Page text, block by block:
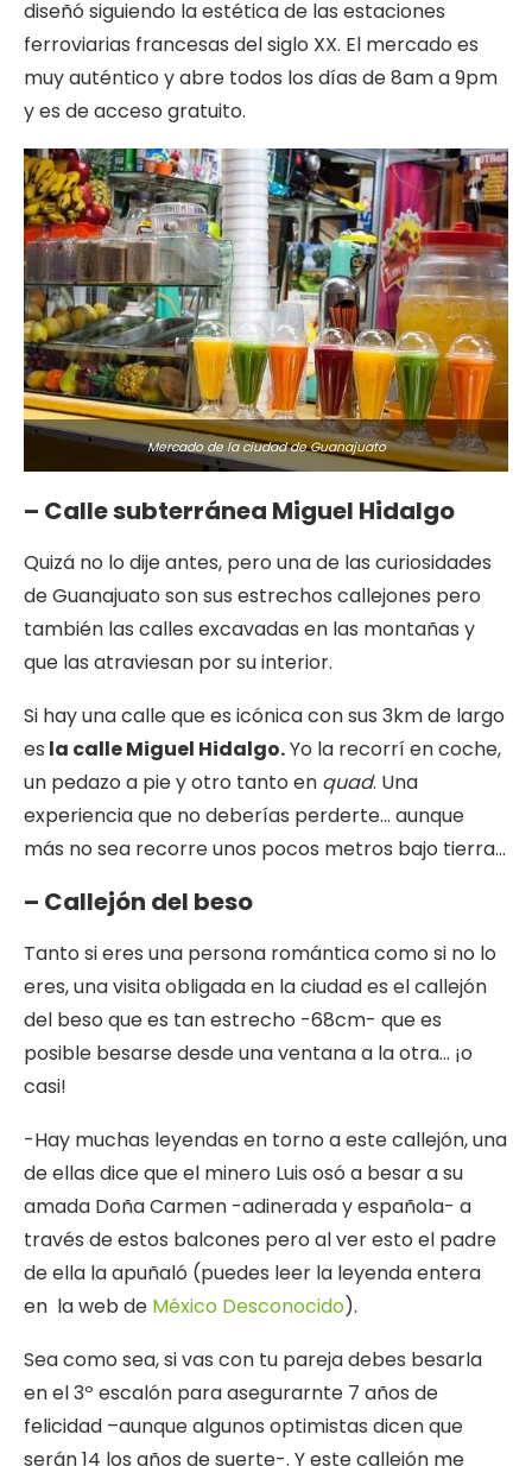
diseñó siguiendo la estética de las estaciones
ferroviarias francesas del siglo XX. El mercado es
muy auténtico y abre todos los días de 8am a 9pm
y es de acceso gratuito.
Mercado de la ciudad de Guanajuato
– Calle subterránea Miguel Hidalgo
Quizá no lo dije antes, pero una de las curiosidades
de Guanajuato son sus estrechos callejones pero
también las calles excavadas en las montañas y
que las atraviesan por su interior.
Si hay una calle que es icónica con sus 3km de largo
es la calle Miguel Hidalgo.Yo la recorrí en coche,
un pedazo a pie y otro tanto en quad. Una
experiencia que no deberías perderte… aunque
más no sea recorre unos pocos metros bajo tierra…
– Callejón del beso
Tanto si eres una persona romántica como si no lo
eres, una visita obligada en la ciudad es el callejón
del beso que es tan estrecho -68cm- que es
posible besarse desde una ventana a la otra… ¡o
casi!
-Hay muchas leyendas en torno a este callejón, una
de ellas dice que el minero Luis osó a besar a su
amada Doña Carmen -adinerada y española- a
través de estos balcones pero al ver esto el padre
de ella la apuñaló (puedes leer la leyenda entera
en la web de México Desconocido).
Sea como sea, si vas con tu pareja debes besarla
en el 3º escalón para asegurarnte 7 años de
felicidad –aunque algunos optimistas dicen que
serán 14 los años de suerte-. Y este callejón me